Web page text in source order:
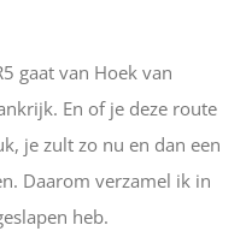
gaat van Hoek van
En of je deze route
je zult zo nu en dan een
Daarom verzamel ik in
heb.